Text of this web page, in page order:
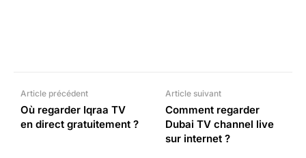
Article précédent
Où regarder Iqraa TV
en direct gratuitement ?
Article suivant
Comment regarder
Dubai TV channel live
sur internet ?